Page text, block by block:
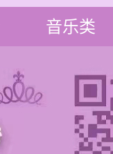
音乐类